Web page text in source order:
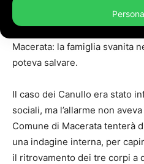
8 Settembre 2021
Macerata: la famiglia svanita
poteva salvare.
Il caso dei Canullo era stato
sociali, ma l’allarme non
Comune di Macerata tenterà
una indagine interna, per
il ritrovamento dei tre corpi a